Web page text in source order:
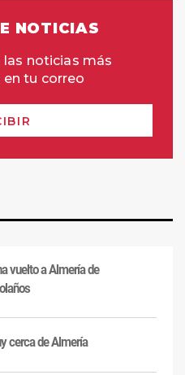
vuelto a Almería de
cerca de Almería